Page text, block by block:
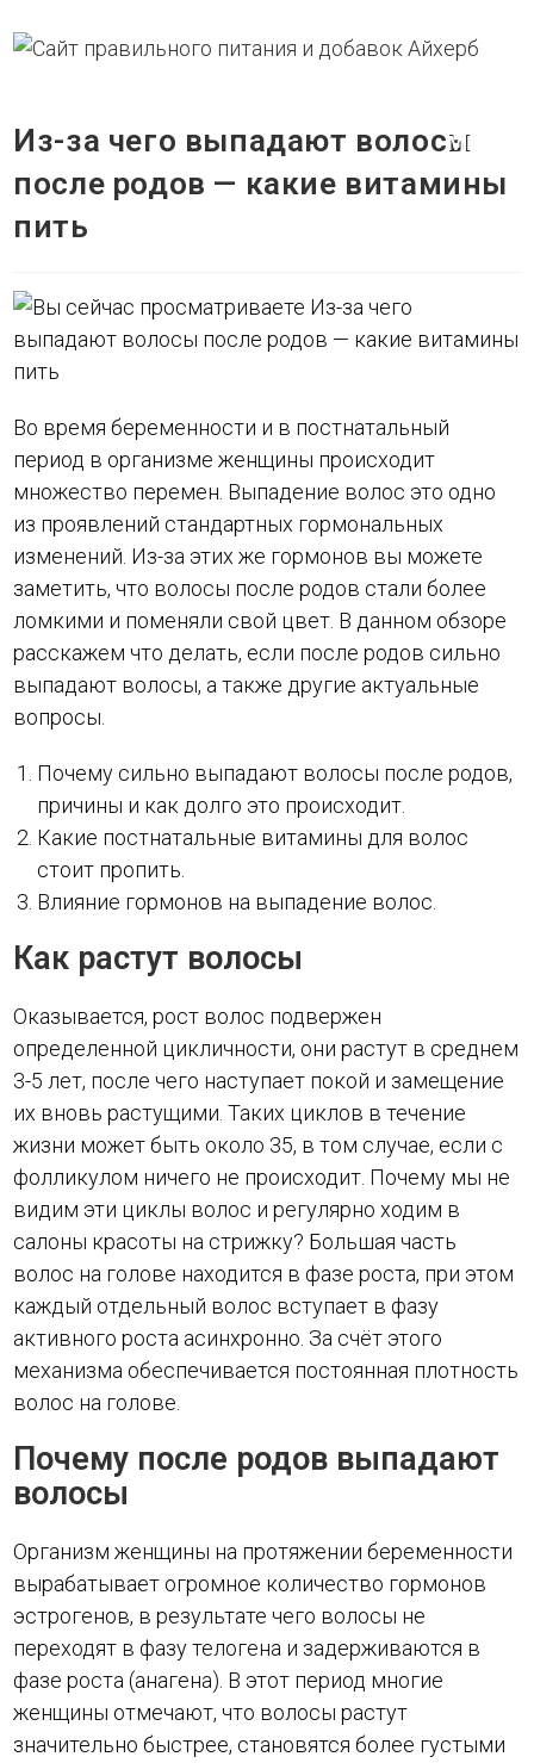
содержимому
МЕНЮ
Из-за чего выпадают волосы
после родов — какие витамины
пить
Во время беременности и в постнатальный
период в организме женщины происходит
множество перемен. Выпадение волос это одно
из проявлений стандартных гормональных
изменений. Из-за этих же гормонов вы можете
заметить, что волосы после родов стали более
ломкими и поменяли свой цвет. В данном обзоре
расскажем что делать, если после родов сильно
выпадают волосы, а также другие актуальные
вопросы.
Почему сильно выпадают волосы после родов,
причины и как долго это происходит.
Какие постнатальные витамины для волос
стоит пропить.
Влияние гормонов на выпадение волос.
Как растут волосы
Оказывается, рост волос подвержен
определенной цикличности, они растут в среднем
3-5 лет, после чего наступает покой и замещение
их вновь растущими. Таких циклов в течение
жизни может быть около 35, в том случае, если с
фолликулом ничего не происходит. Почему мы не
видим эти циклы волос и регулярно ходим в
салоны красоты на стрижку? Большая часть
волос на голове находится в фазе роста, при этом
каждый отдельный волос вступает в фазу
активного роста асинхронно. За счёт этого
механизма обеспечивается постоянная плотность
волос на голове.
Почему после родов выпадают
волосы
Организм женщины на протяжении беременности
вырабатывает огромное количество гормонов
эстрогенов, в результате чего волосы не
переходят в фазу телогена и задерживаются в
фазе роста (анагена). В этот период многие
женщины отмечают, что волосы растут
значительно быстрее, становятся более густыми